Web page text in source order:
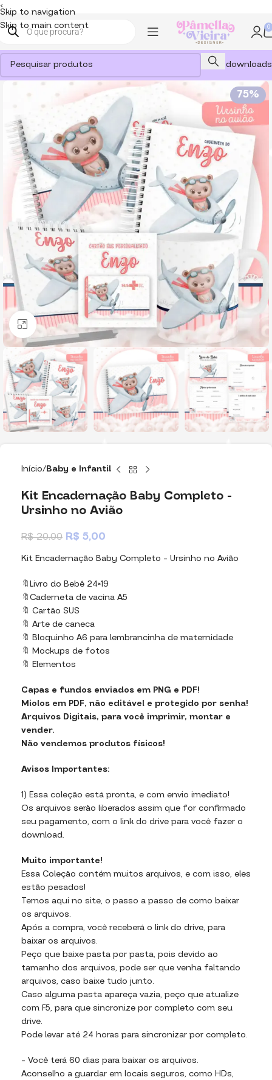
<
Skip to navigation
Skip to main content
0
Meus downloads
75%
Clique para ampliar
Início Baby e Infantil
Kit Encadernação Baby Completo –
Ursinho no Avião
R$20,00 R$ 5,00
Kit Encadernação Baby Completo – Ursinho no Avião
🔖Livro do Bebê 24×19
🔖Caderneta de vacina A5
🔖 Cartão SUS
🔖 Arte de caneca
🔖 Bloquinho A6 para lembrancinha de maternidade
🔖 Mockups de fotos
🔖 Elementos
Capas e fundos enviados em PNG e PDF!
Miolos em PDF, não editável e protegido por senha!
Arquivos Digitais, para você imprimir, montar e
vender.
Não vendemos produtos físicos!
Avisos Importantes:
1) Essa coleção está pronta, e com envio imediato!
Os arquivos serão liberados assim que for confirmado
seu pagamento, com o link do drive para você fazer o
download.
Muito importante!
Essa Coleção contém muitos arquivos, e com isso, eles
estão pesados!
Temos aqui no site, o passo a passo de como baixar
os arquivos.
Após a compra, você receberá o link do drive, para
baixar os arquivos.
Peço que baixe pasta por pasta, pois devido ao
tamanho dos arquivos, pode ser que venha faltando
arquivos, caso baixe tudo junto.
Caso alguma pasta apareça vazia, peço que atualize
com F5, para que sincronize por completo com seu
drive.
Pode levar até 24 horas para sincronizar por completo.
– Você terá 60 dias para baixar os arquivos.
Aconselho a guardar em locais seguros, como HDs,